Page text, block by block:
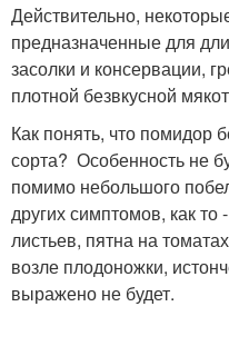
Действительно,
предназначенные для
засолки и консервации,
плотной безвкусной
Как понять, что помидор
сорта? Особенность не
помимо небольшого
других симптомов, как
листьев, пятна на
возле плодоножки,
выражено не будет.